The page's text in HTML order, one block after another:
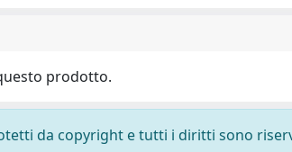
prodotto.
da copyright e tutti i diritti sono